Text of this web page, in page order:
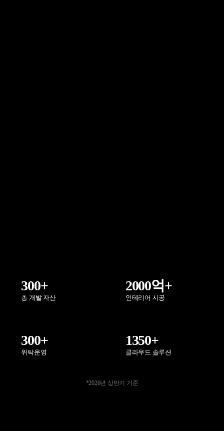
300+
총 개발 자산
2000억+
인테리어 시공
300+
위탁운영
1350+
클라우드 솔루션
*2026년 상반기 기준